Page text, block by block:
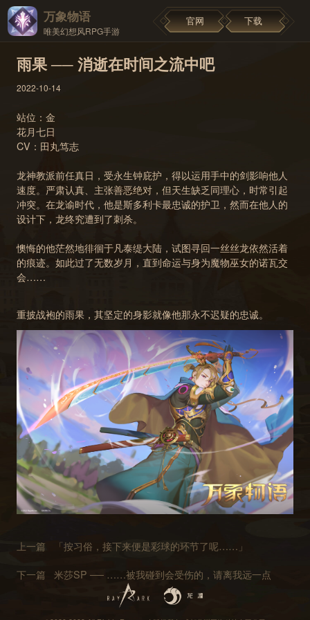
万象物语
唯美幻想风RPG手游
官网 下载
雨果 ── 消逝在时间之流中吧
2022-10-14
站位：金
花月七日
CV：田丸笃志
龙神教派前任真日，受永生钟庇护，得以运用手中的剑影响他人
速度。严肃认真、主张善恶绝对，但天生缺乏同理心，时常引起
冲突。在龙谕时代，他是斯多利卡最忠诚的护卫，然而在他人的
设计下，龙终究遭到了刺杀。
懊悔的他茫然地徘徊于凡泰缇大陆，试图寻回一丝丝龙依然活着
的痕迹。如此过了无数岁月，直到命运与身为魔物巫女的诺瓦交
会……
重披战袍的雨果，其坚定的身影就像他那永不迟疑的忠诚。
上一篇 「按习俗，接下来便是彩球的环节了呢……」
下一篇 米莎SP ── ……被我碰到会受伤的，请离我远一点